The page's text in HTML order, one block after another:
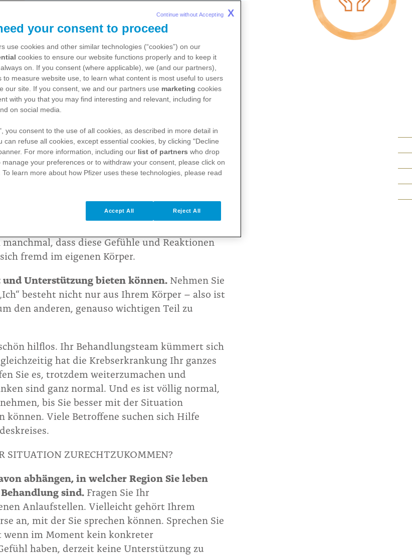
WER KANN MIR
GEFÜHLEN KÄMPFE?
Brustkrebs können Sie nicht
Arztgespräch die Praxistür hinter sich
in Ihr Leben und bringt Gedanken
und enorme psychische Belastungen mit sich.
Sie so reagieren, wie Sie nun reagieren.
Gefühle zu den unwahrscheinlichsten
dass diese Gefühle und Reaktionen
fremd im eigenen Körper.
Unterstützung bieten können. Nehmen Sie
besteht nicht nur aus Ihrem Körper – also ist
den anderen, genauso wichtigen Teil zu
hilflos. Ihr Behandlungsteam kümmert sich
hat die Krebserkrankung Ihr ganzes
Sie es, trotzdem weiterzumachen und
sind ganz normal. Und es ist völlig normal,
bis Sie besser mit der Situation
Viele Betroffene suchen sich Hilfe
SITUATION ZURECHTZUKOMMEN?
abhängen, in welcher Region Sie leben
sind. Fragen Sie Ihr
Anlaufstellen. Vielleicht gehört Ihrem
an, mit der Sie sprechen können. Sprechen Sie
wenn im Moment kein konkreter
haben, derzeit keine Unterstützung zu
your consent to proceed
use cookies and other similar technologies (“cookies”) on our
cookies to ensure our website functions properly and to keep it
on. If you consent (where applicable), we (and our partners),
to measure website use, to learn what content is most useful to users
our site. If you consent, we and our partners use marketing cookies
with you that you may find interesting and relevant, including for
on social media.
you consent to the use of all cookies, as described in more detail in
can refuse all cookies, except essential cookies, by clicking "Decline
For more information, including our list of partners who drop
your preferences or to withdraw your consent, please click on
To learn more about how Pfizer uses these technologies, please read
Reject All
Accept All
Continue without Accepting X